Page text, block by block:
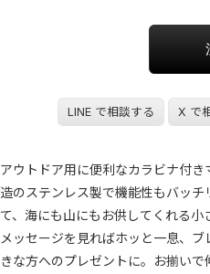
LINE で相談する X で
アウトドア用に便利なカラビナ付
造のステンレス製で機能性もバッ
て、海にも山にもお供してくれる
メッセージを見ればホッと一息、
きな方へのプレゼントに。お揃い